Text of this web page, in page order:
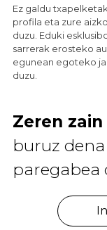
Ez galdu
profila eta zure
duzu. Eduki
sarrerak erosteko
egunean egoteko
duzu.
Zeren zain
buruz
paregabea